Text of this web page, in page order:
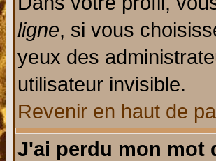
ligne, si vous
yeux des
utilisateur invisible.
Revenir en haut de
J'ai perdu mon mot